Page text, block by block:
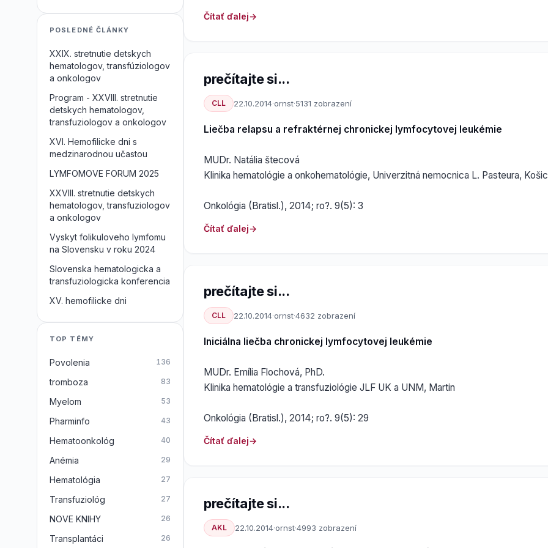
Čítať ďalej
prečítajte si...
CLL 22.10.2014·ornst·5131 zobrazení
Liečba relapsu a refraktérnej chronickej lymfocytovej leukémie
MUDr. Natália štecová
Klinika hematológie a onkohematológie, Univerzitná nemocnica L. Pasteura,
Onkológia (Bratisl.), 2014; ro?. 9(5): 3
Čítať ďalej
prečítajte si...
CLL 22.10.2014·ornst·4632 zobrazení
Iniciálna liečba chronickej lymfocytovej leukémie
MUDr. Emília Flochová, PhD.
Klinika hematológie a transfuziológie JLF UK a UNM, Martin
Onkológia (Bratisl.), 2014; ro?. 9(5): 29
Čítať ďalej
prečítajte si...
AKL 22.10.2014·ornst·4993 zobrazení
POSLEDNÉ ČLÁNKY
XXIX. stretnutie detskych
hematologov, transfúziologov
a onkologov
Program - XXVIII. stretnutie
detskych hematologov,
transfuziologov a onkologov
XVI. Hemofilicke dni s
medzinarodnou učastou
LYMFOMOVE FORUM 2025
XXVIII. stretnutie detskych
hematologov, transfuziologov
a onkologov
Vyskyt folikuloveho lymfomu
na Slovensku v roku 2024
Slovenska hematologicka a
transfuziologicka konferencia
XV. hemofilicke dni
TOP TÉMY
Povolenia 136
tromboza 83
Myelom 53
Pharminfo 43
Hematoonkológ 40
Anémia 29
Hematológia 27
Transfuziológ 27
NOVE KNIHY 26
Transplantáci 26